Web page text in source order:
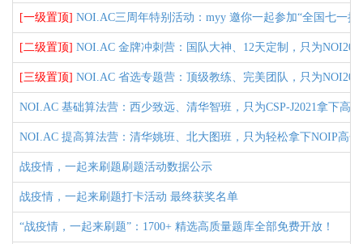
[一级置顶] NOI.AC三周年特别活动：myy 邀你一起参加“全国七一挑
[二级置顶] NOI.AC 金牌冲刺营：国队大神、12天定制，只为
[三级置顶] NOI.AC 省选专题营：顶级教练、完美团队，只为
NOI.AC 基础算法营：西少致远、清华智班，只为CSP-J2021拿下高
NOI.AC 提高算法营：清华姚班、北大图班，只为轻松拿下NOIP高分
战疫情，一起来刷题刷题活动数据公示
战疫情，一起来刷题打卡活动 最终获奖名单
“战疫情，一起来刷题”：1700+ 精选高质量题库全部免费开放！